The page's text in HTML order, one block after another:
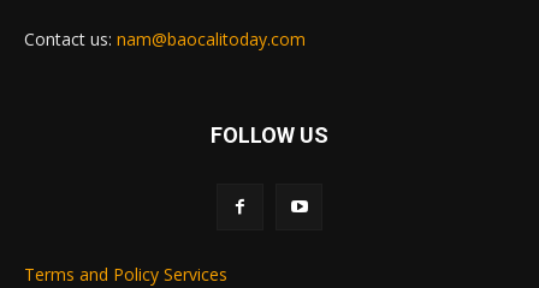
Contact us: nam@baocalitoday.com
FOLLOW US
Terms and Policy Services